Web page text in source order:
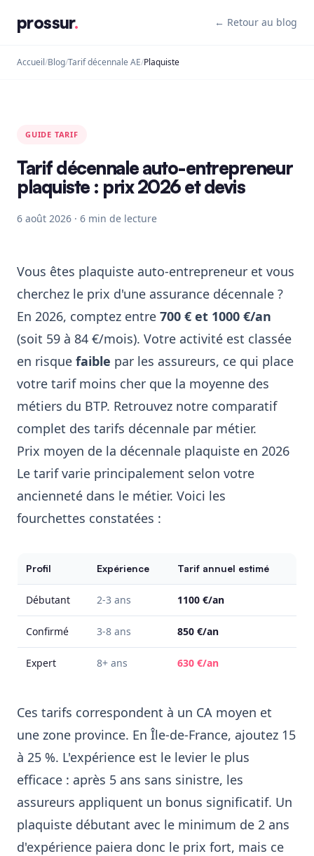
prossur. ← Retour au blog
Accueil /Blog/Tarif décennale AE/Plaquiste
GUIDE TARIF
Tarif décennale auto-entrepreneur
plaquiste : prix 2026 et devis
6 août 2026 · 6 min de lecture
Vous êtes plaquiste auto-entrepreneur et vous
cherchez le prix d'une assurance décennale ?
En 2026, comptez entre 700 € et 1000 €/an
(soit 59 à 84 €/mois). Votre activité est classée
en risque faible par les assureurs, ce qui place
votre tarif moins cher que la moyenne des
métiers du BTP. Retrouvez notre comparatif
complet des tarifs décennale par métier.
Prix moyen de la décennale plaquiste en 2026
Le tarif varie principalement selon votre
ancienneté dans le métier. Voici les
fourchettes constatées :
Profil Expérience Tarif annuel estimé
Débutant 2-3 ans 1100 €/an
Confirmé 3-8 ans 850 €/an
Expert 8+ ans 630 €/an
Ces tarifs correspondent à un CA moyen et
une zone province. En Île-de-France, ajoutez 15
à 25 %. L'expérience est le levier le plus
efficace : après 5 ans sans sinistre, les
assureurs appliquent un bonus significatif. Un
plaquiste débutant avec le minimum de 2 ans
d'expérience paiera donc le prix fort, mais ce